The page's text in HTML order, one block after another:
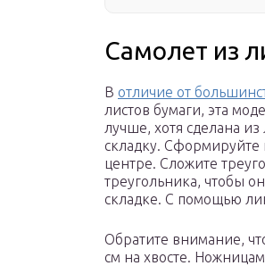
Самолет из
В отличие от
листов бумаги, эта
лучше, хотя сделана
складку. Сформируйте
центре. Сложите
треугольника, чтобы
складке. С помощью
Обратите внимание,
см на хвосте.